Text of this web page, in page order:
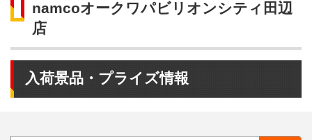
namcoオークワパビリオンシティ田辺
店
入荷景品・プライズ情報